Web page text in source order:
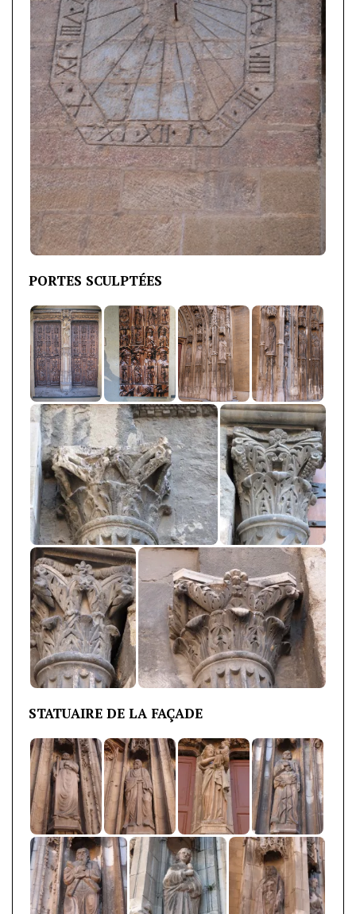
PORTES SCULPTÉES
STATUAIRE DE LA FAÇADE